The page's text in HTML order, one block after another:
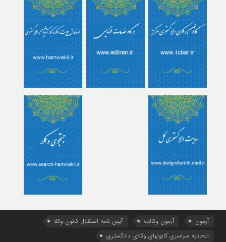
آزمون آزمون وکالت
آیین ‌نامه استقلال کانون وکلا
اتحادیه سراسری کانونهای وکلای دادگستری